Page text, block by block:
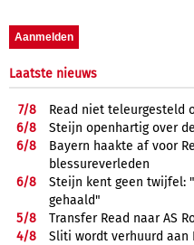
Laatste nieuws
7/8
Read niet teleurgesteld
6/8
Steijn openhartig over
6/8
Bayern haakte af voor
blessureverleden
6/8
Steijn kent geen twijfel:
gehaald"
5/8
Transfer Read naar AS
4/8
Sliti wordt verhuurd aan